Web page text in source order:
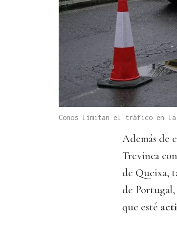
Conos limitan el tráfico en la
Además de
Trevinca
de Queixa,
de
que esté